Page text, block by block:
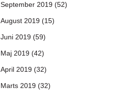
September 2019 (52)
August 2019 (15)
Juni 2019 (59)
Maj 2019 (42)
April 2019 (32)
Marts 2019 (32)